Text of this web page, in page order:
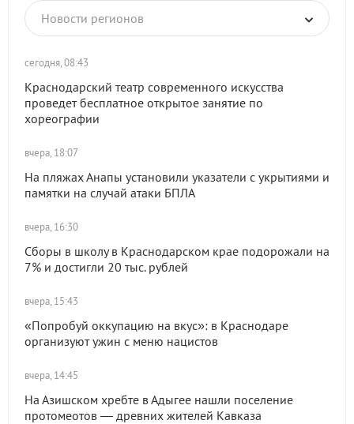
Новости регионов
сегодня, 08:43
Краснодарский театр современного искусства
проведет бесплатное открытое занятие по
хореографии
вчера, 18:07
На пляжах Анапы установили указатели с укрытиями и
памятки на случай атаки БПЛА
вчера, 16:30
Сборы в школу в Краснодарском крае подорожали на
7% и достигли 20 тыс. рублей
вчера, 15:43
«Попробуй оккупацию на вкус»: в Краснодаре
организуют ужин с меню нацистов
вчера, 14:45
На Азишском хребте в Адыгее нашли поселение
протомеотов — древних жителей Кавказа